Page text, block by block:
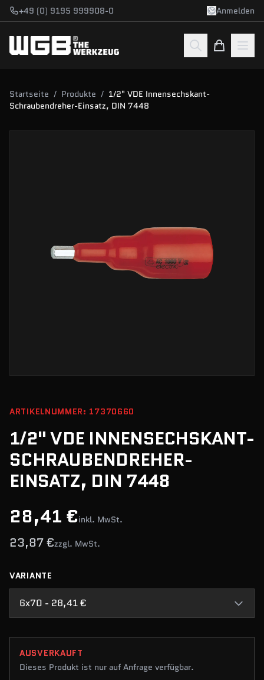
Zum Hauptinhalt springen
+49 (0) 9195 999908-0 Anmelden
Startseite / Produkte / 1/2" VDE Innensechskant-
Schraubendreher-Einsatz, DIN 7448
ARTIKELNUMMER: 17370660
1/2" VDE INNENSECHSKANT-
SCHRAUBENDREHER-
EINSATZ, DIN 7448
28,41 €inkl. MwSt.
23,87 €zzgl. MwSt.
VARIANTE
6x70 - 28,41 €
AUSVERKAUFT
Dieses Produkt ist nur auf Anfrage verfügbar.